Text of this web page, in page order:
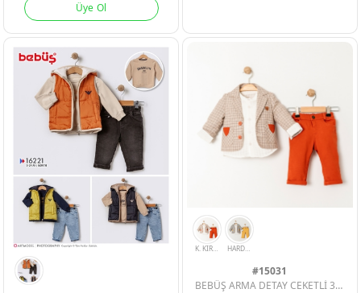
Üye Ol
SARI
#15031
BEBÜŞ ARMA DETAY CEKETLİ 3LÜ ERKEK BEBE TAKIM